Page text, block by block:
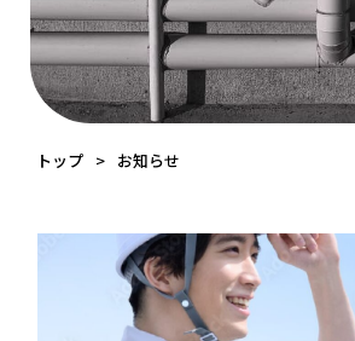
トップ お知らせ